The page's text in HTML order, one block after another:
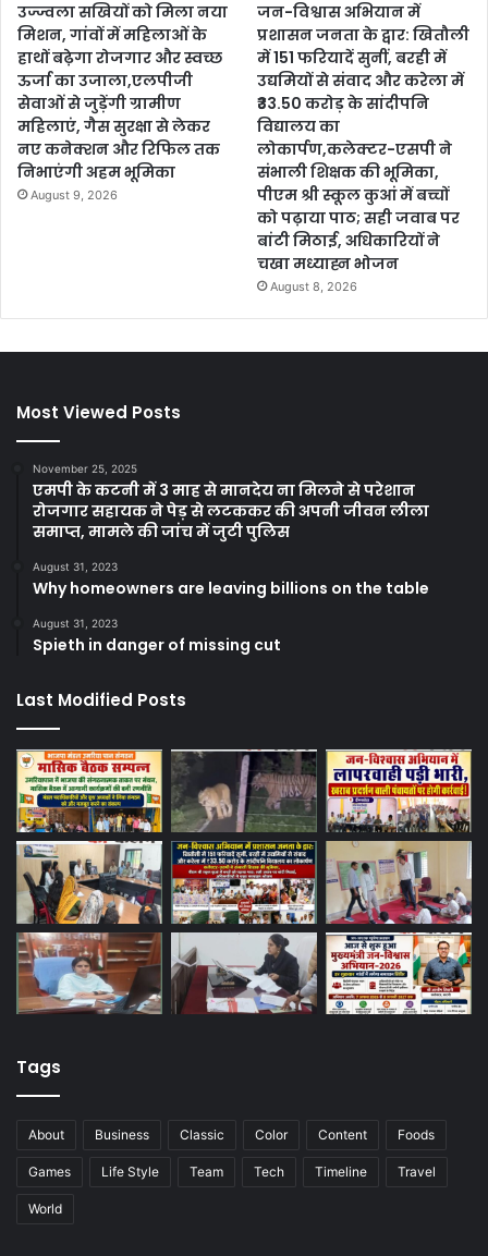
उज्ज्वला सखियों को मिला नया
मिशन, गांवों में महिलाओं के
हाथों बढ़ेगा रोजगार और स्वच्छ
ऊर्जा का उजाला,एलपीजी
सेवाओं से जुड़ेंगी ग्रामीण
महिलाएं, गैस सुरक्षा से लेकर
नए कनेक्शन और रिफिल तक
निभाएंगी अहम भूमिका
August 9, 2026
जन-विश्वास अभियान में
प्रशासन जनता के द्वार: खितौली
में 151 फरियादें सुनीं, बरही में
उद्यमियों से संवाद और करेला में
₹33.50 करोड़ के सांदीपनि
विद्यालय का
लोकार्पण,कलेक्टर-एसपी ने
संभाली शिक्षक की भूमिका,
पीएम श्री स्कूल कुआं में बच्चों
को पढ़ाया पाठ; सही जवाब पर
बांटी मिठाई, अधिकारियों ने
चखा मध्याह्न भोजन
August 8, 2026
Most Viewed Posts
November 25, 2025
एमपी के कटनी में 3 माह से मानदेय ना मिलने से परेशान
रोजगार सहायक ने पेड़ से लटककर की अपनी जीवन लीला
समाप्त, मामले की जांच में जुटी पुलिस
August 31, 2023
Why homeowners are leaving billions on the table
August 31, 2023
Spieth in danger of missing cut
Last Modified Posts
Tags
About Business Classic Color Content Foods
Games Life Style Team Tech Timeline Travel
World